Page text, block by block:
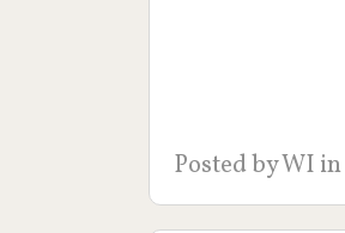
Posted byWI